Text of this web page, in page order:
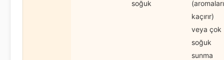
soğuk
(aromaları
kaçırır)
veya çok
soğuk
sunma